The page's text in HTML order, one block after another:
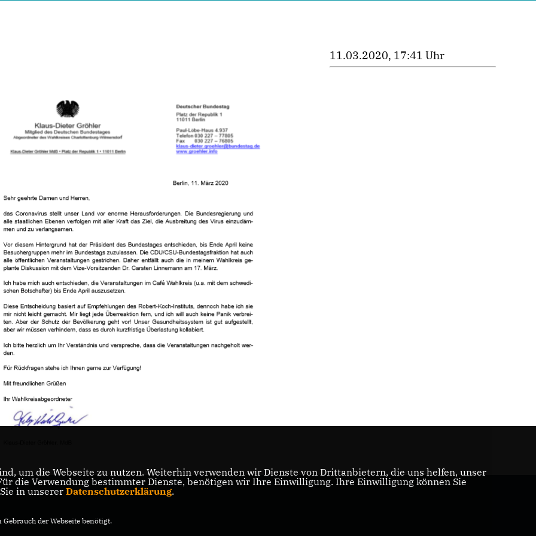
11.03.2020, 17:41 Uhr
um die Webseite zu nutzen. Weiterhin verwenden wir Dienste von Drittanbietern, die uns helfen, unser
die Verwendung bestimmter Dienste, benötigen wir Ihre Einwilligung. Ihre Einwilligung können Sie
in unserer Datenschutzerklärung.
der Webseite benötigt.